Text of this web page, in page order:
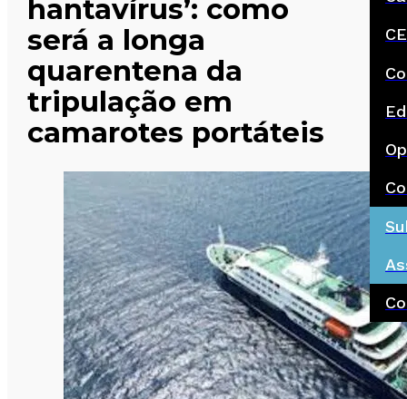
hantavírus’: como
será a longa
quarentena da
tripulação em
camarotes portáteis